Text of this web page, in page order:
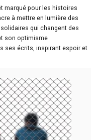
marqué pour les histoires
à mettre en lumière des
qui changent des
son optimisme
ses écrits, inspirant espoir et